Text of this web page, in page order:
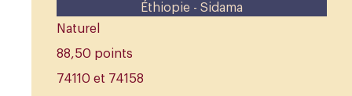
Éthiopie - Sidama
Naturel
88,50 points
74110 et 74158